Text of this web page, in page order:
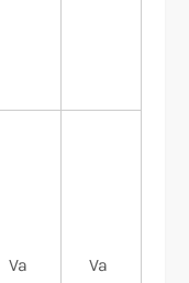
Va
Va